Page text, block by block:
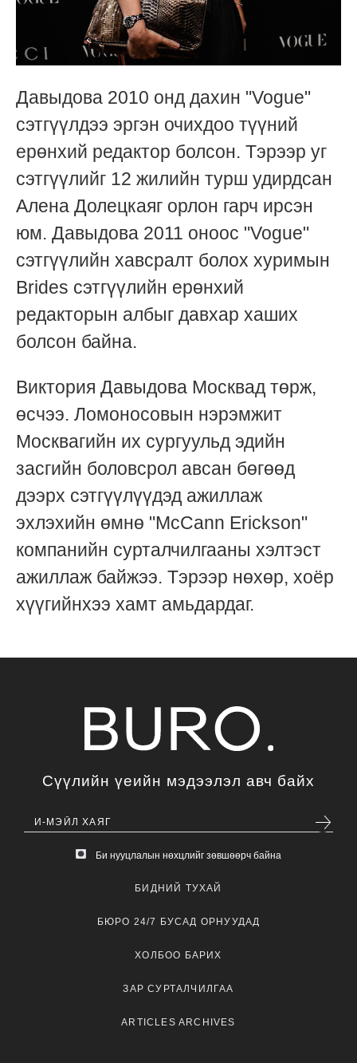
Давыдова 2010 онд дахин "Vogue"
сэтгүүлдээ эргэн очихдоо түүний
ерөнхий редактор болсон. Тэрээр уг
сэтгүүлийг 12 жилийн турш удирдсан
Алена Долецкаяг орлон гарч ирсэн
юм. Давыдова 2011 оноос "Vogue"
сэтгүүлийн хавсралт болох хуримын
Brides сэтгүүлийн ерөнхий
редакторын албыг давхар хаших
болсон байна.
Виктория Давыдова Москвад төрж,
өсчээ. Ломоносовын нэрэмжит
Москвагийн их сургуульд эдийн
засгийн боловсрол авсан бөгөөд
дээрх сэтгүүлүүдэд ажиллаж
эхлэхийн өмнө "McCann Eriсkson"
компанийн сурталчилгааны хэлтэст
ажиллаж байжээ. Тэрээр нөхөр, хоёр
хүүгийнхээ хамт амьдардаг.
Сүүлийн үеийн мэдээлэл авч байх
Би нууцлалын нөхцлийг зөвшөөрч байна
БИДНИЙ ТУХАЙ
БЮРО 24/7 БУСАД ОРНУУДАД
ХОЛБОО БАРИХ
ЗАР СУРТАЛЧИЛГАА
ARTICLES ARCHIVES